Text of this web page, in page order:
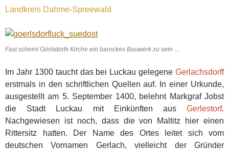
Landkreis Dahme-Spreewald
Fast scheint Görlsdorfs Kirche ein barockes Bauwerk zu sein …
Im Jahr 1300 taucht das bei Luckau gelegene Gerlachsdorff
erstmals in den schriftlichen Quellen auf. In einer Urkunde,
ausgestellt am 5. September 1400, belehnt Markgraf Jobst
die Stadt Luckau mit Einkünften aus Gerlestorf.
Nachgewiesen ist noch, dass die von Maltitz hier einen
Rittersitz hatten. Der Name des Ortes leitet sich vom
deutschen Vornamen Gerlach, vielleicht der Gründer